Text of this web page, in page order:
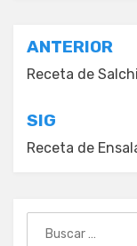
de
entradas
ANTERIOR
Receta de
SIG
Receta de